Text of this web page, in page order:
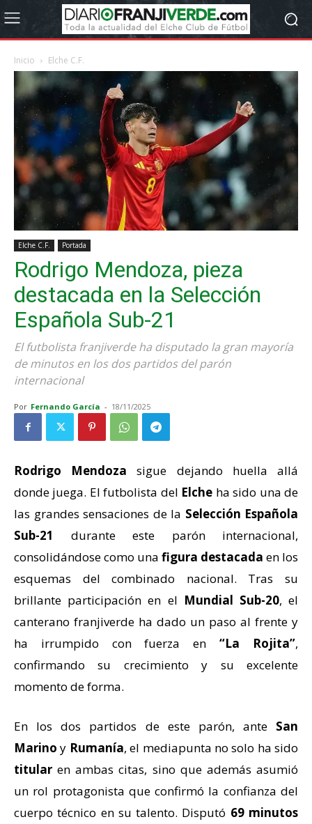
Inicio Elche C.F.
Elche C.F. Portada
Rodrigo Mendoza, pieza
destacada en la Selección
Española Sub-21
El futbolista franjiverde ha disputado la gran mayoría
de minutos en los dos partidos del parón
internacional
Por Fernando García - 18/11/2025
Rodrigo Mendoza sigue dejando huella allá
donde juega. El futbolista del Elche ha sido una de
las grandes sensaciones de la Selección Española
Sub-21
durante este parón internacional,
consolidándose como una figura destacada en los
esquemas del combinado nacional. Tras su
brillante participación en el Mundial Sub-20, el
canterano franjiverde ha dado un paso al frente y
ha irrumpido con fuerza en“La Rojita”,
confirmando su crecimiento y su excelente
momento de forma.
En los dos partidos de este parón, ante San
Marino y Rumanía, el mediapunta no solo ha sido
titular en ambas citas, sino que además asumió
un rol protagonista que confirmó la confianza del
cuerpo técnico en su talento. Disputó 69 minutos